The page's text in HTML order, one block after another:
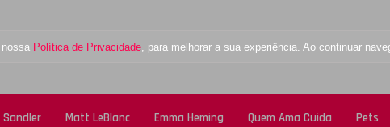
Política de Privacidade, para melhorar a sua experiência. Ao continuar
Sandler Matt LeBlanc Emma Heming Quem Ama Cuida Pets